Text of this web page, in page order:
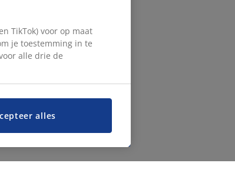
TikTok) voor op maat
je toestemming in te
alle drie de
alles